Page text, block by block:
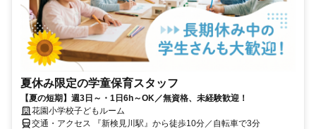
夏休み限定の学童保育スタッフ
【夏の短期】週3日～・1日6h～OK／無資格、未経験歓迎！
花園小学校子どもルーム
交通・アクセス 『新検見川駅』から徒歩10分／自転車で3分